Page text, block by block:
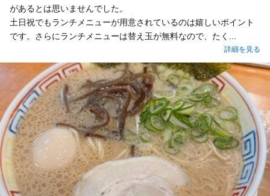
があるとは思いませんでした。
土日祝でもランチメニューが用意されているのは嬉しいポイント
です。さらにランチメニューは替え玉が無料なので、たく...
詳細を見る